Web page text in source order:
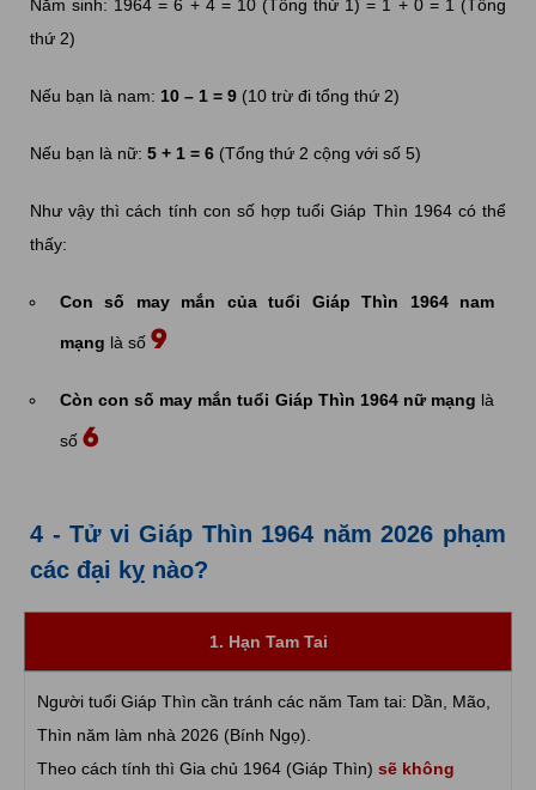
Năm sinh: 1964 = 6 + 4 = 10 (Tổng thứ 1) = 1 + 0 = 1 (Tổng
thứ 2)
Nếu bạn là nam: 10 – 1 = 9 (10 trừ đi tổng thứ 2)
Nếu bạn là nữ: 5 + 1 = 6 (Tổng thứ 2 cộng với số 5)
Như vậy thì cách tính con số hợp tuổi Giáp Thìn 1964 có thể
thấy:
Con số may mắn của tuổi Giáp Thìn 1964 nam
mạng là số 9
Còn con số may mắn tuổi Giáp Thìn 1964 nữ mạng là
số 6
4 - Tử vi Giáp Thìn 1964 năm 2026 phạm
các đại kỵ nào?
1. Hạn Tam Tai
Người tuổi Giáp Thìn cần tránh các năm Tam tai: Dần, Mão,
Thìn năm làm nhà 2026 (Bính Ngọ).
Theo cách tính thì Gia chủ 1964 (Giáp Thìn) sẽ không